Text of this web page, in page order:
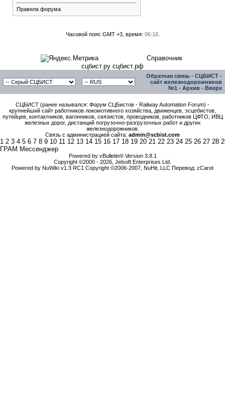
Правила форума
Часовой пояс GMT +3, время: 06:18.
Справочник
сцбист.ру сцбист.рф
Обратная связь - СЦБИСТ -
сайт железнодорожников
№1 - Архив - Вверх
СЦБИСТ (ранее назывался: Форум СЦБистов - Railway Automation Forum) -
крупнейший сайт работников локомотивного хозяйства, движенцев, эсцебистов,
путейцев, контактников, вагонников, связистов, проводников, работников ЦФТО, ИВЦ
железных дорог, дистанций погрузочно-разгрузочных работ и других
железнодорожников.
Связь с администрацией сайта: admin@scbist.com
1 2 3 4 5 6 7 8 9 10 11 12 13 14 15 16 17 18 19 20 21 22 23 24 25 26 27 28
ГРАМ Мессенджер
Powered by vBulletin® Version 3.8.1
Copyright ©2000 - 2026, Jelsoft Enterprises Ltd.
Powered by NuWiki v1.3 RC1 Copyright ©2006-2007, NuHit, LLC Перевод: zCarot